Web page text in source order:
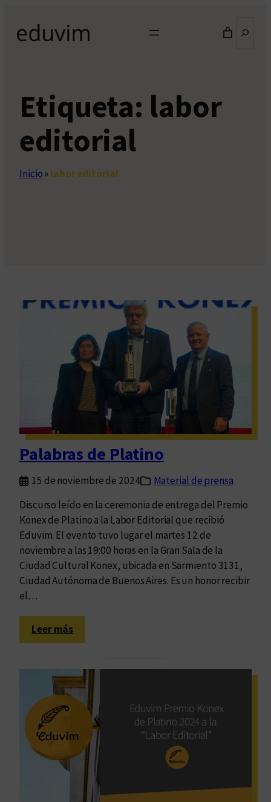
contenido
Etiqueta: labor
editorial
Inicio»labor editorial
Palabras de Platino
15 de noviembre de 2024
Material de prensa
Discurso leído en la ceremonia de entrega del Premio
Konex de Platino a la Labor Editorial que recibió
Eduvim. El evento tuvo lugar el martes 12 de
noviembre a las 19:00 horas en la Gran Sala de la
Ciudad Cultural Konex, ubicada en Sarmiento 3131,
Ciudad Autónoma de Buenos Aires. Es un honor recibir
el…
Leer más:
P
l
a
b
a